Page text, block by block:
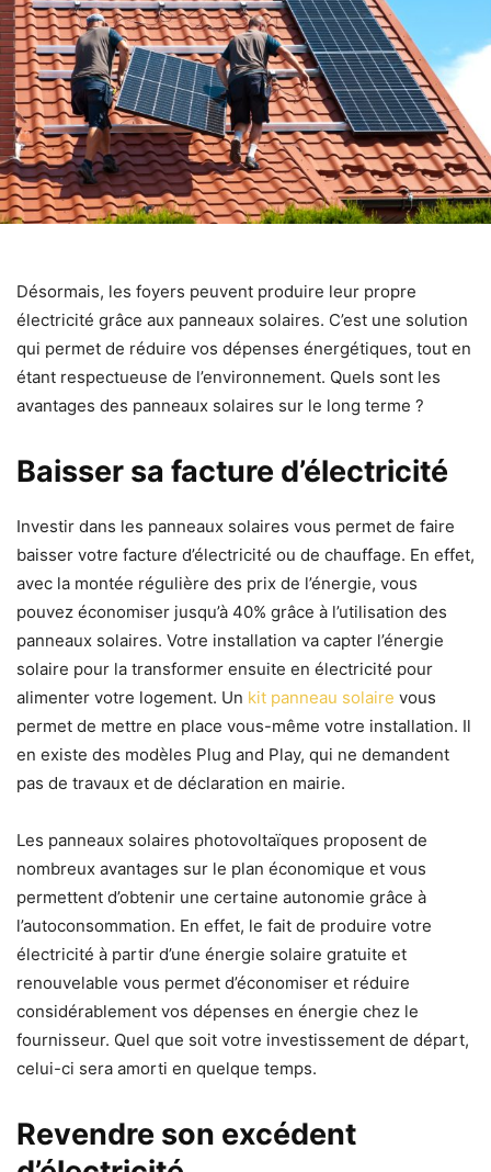
Désormais, les foyers peuvent produire leur propre
électricité grâce aux panneaux solaires. C’est une solution
qui permet de réduire vos dépenses énergétiques, tout en
étant respectueuse de l’environnement. Quels sont les
avantages des panneaux solaires sur le long terme ?
Baisser sa facture d’électricité
Investir dans les panneaux solaires vous permet de faire
baisser votre facture d’électricité ou de chauffage. En effet,
avec la montée régulière des prix de l’énergie, vous
pouvez économiser jusqu’à 40% grâce à l’utilisation des
panneaux solaires. Votre installation va capter l’énergie
solaire pour la transformer ensuite en électricité pour
alimenter votre logement. Un kit panneau solaire vous
permet de mettre en place vous-même votre installation. Il
en existe des modèles Plug and Play, qui ne demandent
pas de travaux et de déclaration en mairie.
Les panneaux solaires photovoltaïques proposent de
nombreux avantages sur le plan économique et vous
permettent d’obtenir une certaine autonomie grâce à
l’autoconsommation. En effet, le fait de produire votre
électricité à partir d’une énergie solaire gratuite et
renouvelable vous permet d’économiser et réduire
considérablement vos dépenses en énergie chez le
fournisseur. Quel que soit votre investissement de départ,
celui-ci sera amorti en quelque temps.
Revendre son excédent